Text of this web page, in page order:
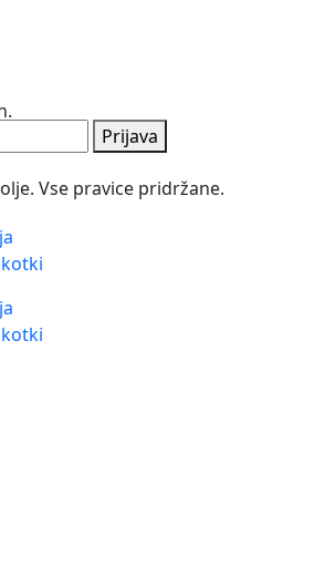
Prijava
Vse pravice pridržane.